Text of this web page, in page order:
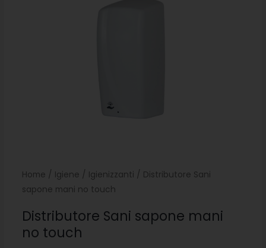
Home / Igiene / Igienizzanti / Distributore Sani
sapone mani no touch
Distributore Sani sapone mani
no touch